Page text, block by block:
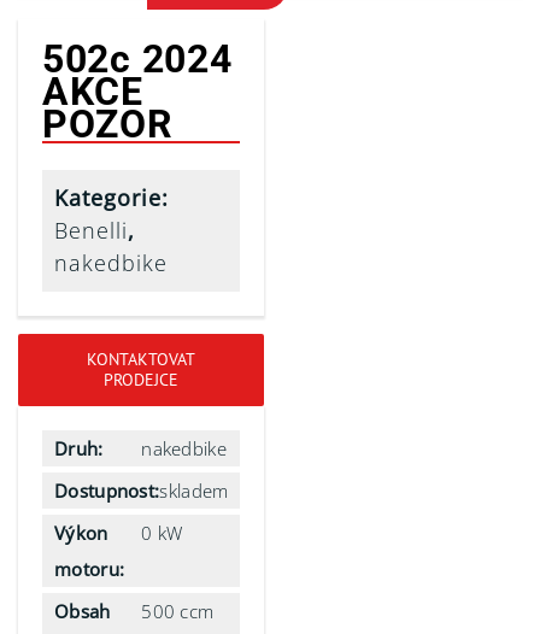
502c 2024
AKCE
POZOR
Kategorie:
Benelli,
nakedbike
KONTAKTOVAT
PRODEJCE
Druh:
nakedbike
Dostupnost:skladem
Výkon
motoru:
0 kW
Obsah
500 ccm